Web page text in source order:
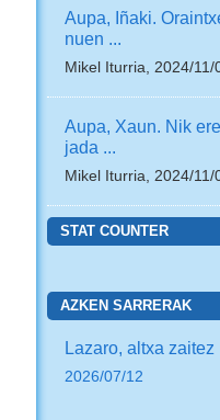
Aupa, Iñaki.
nuen ...
Mikel Iturria, 2024/11/
Aupa, Xaun. Nik
jada ...
Mikel Iturria, 2024/11/
STAT COUNTER
AZKEN SARRERAK
Lazaro, altxa zaitez
2026/07/12